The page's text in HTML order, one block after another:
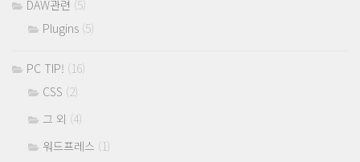
DAW관련 (5)
Plugins (5)
PC TIP! (16)
CSS (2)
그 외 (4)
워드프레스 (1)